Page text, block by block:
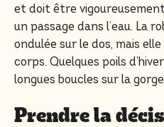
et doit être
un passage dans l’eau. La
ondulée sur le dos, mais
corps. Quelques poils
longues boucles sur la
Prendre la